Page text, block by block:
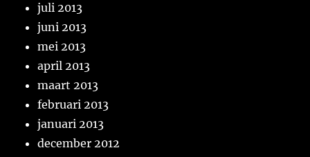
juli 2013
juni 2013
mei 2013
april 2013
maart 2013
februari 2013
januari 2013
december 2012